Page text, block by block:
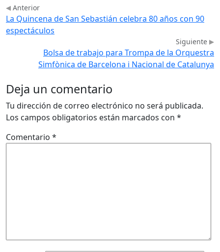
Anterior
La Quincena de San Sebastián celebra 80 años con 90
espectáculos
Siguiente
Bolsa de trabajo para Trompa de la Orquestra
Simfònica de Barcelona i Nacional de Catalunya
Deja un comentario
Tu dirección de correo electrónico no será publicada.
Los campos obligatorios están marcados con *
Comentario *